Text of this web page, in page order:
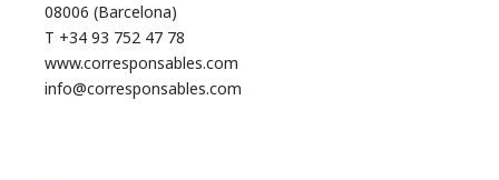
08006 (Barcelona)
T +34 93 752 47 78
www.corresponsables.com
info@corresponsables.com